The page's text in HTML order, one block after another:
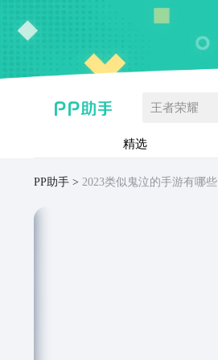
王者荣耀
精选
PP助手 2023类似鬼泣的手游有哪些